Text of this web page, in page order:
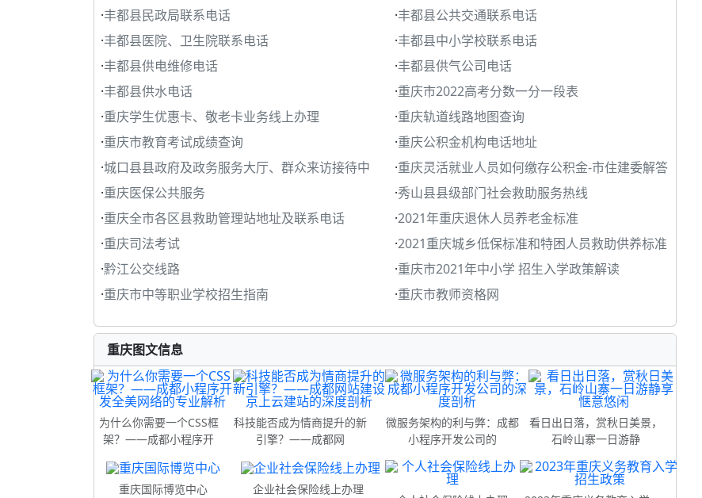
·丰都县民政局联系电话 ·丰都县公共交通联系电话
·丰都县医院、卫生院联系电话 ·丰都县中小学校联系电话
·丰都县供电维修电话 ·丰都县供气公司电话
·丰都县供水电话 ·重庆市2022高考分数一分一段表
·重庆学生优惠卡、敬老卡业务线上办理 ·重庆轨道线路地图查询
·重庆市教育考试成绩查询 ·重庆公积金机构电话地址
·城口县县政府及政务服务大厅、群众来访接待中 ·重庆灵活就业人员如何缴存公积金-市住建委解答
·重庆医保公共服务 ·秀山县县级部门社会救助服务热线
·重庆全市各区县救助管理站地址及联系电话 ·2021年重庆退休人员养老金标准
·重庆司法考试 ·2021重庆城乡低保标准和特困人员救助供养标准
·黔江公交线路 ·重庆市2021年中小学 招生入学政策解读
·重庆市中等职业学校招生指南 ·重庆市教师资格网
重庆图文信息
为什么你需要一个CSS框
架？——成都小程序开
科技能否成为情商提升的新
引擎？——成都网
微服务架构的利与弊：成都
小程序开发公司的
看日出日落，赏秋日美景，
石岭山寨一日游静
重庆国际博览中心 企业社会保险线上办理